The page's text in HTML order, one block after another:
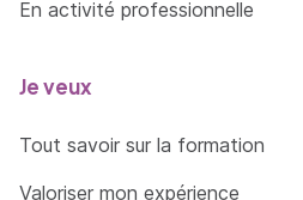
En activité professionnelle
Je veux
Tout savoir sur la formation
Valoriser mon expérience